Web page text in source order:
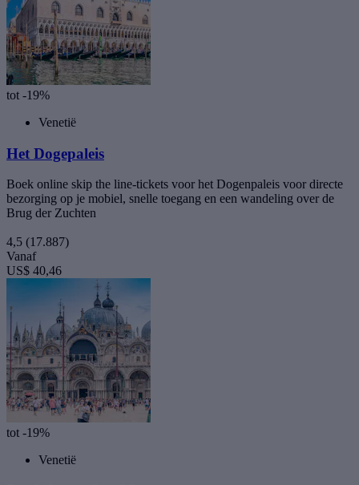
tot -19%
Venetië
Het Dogepaleis
Boek online skip the line-tickets voor het Dogenpaleis voor directe
bezorging op je mobiel, snelle toegang en een wandeling over de
Brug der Zuchten
4,5 (17.887)
Vanaf
US$ 40,46
tot -19%
Venetië